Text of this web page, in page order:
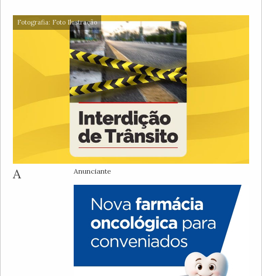
Fotografia: Foto Ilustração
Anunciante
A